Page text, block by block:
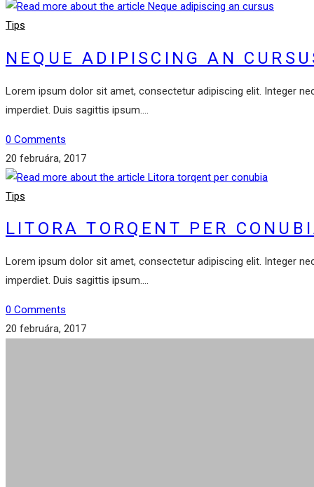
Tips
NEQUE ADIPISCING AN
Lorem ipsum dolor sit amet, consectetur adipiscing elit. Integer
imperdiet. Duis sagittis ipsum.…
0 Comments
20 februára, 2017
Tips
LITORA TORQENT PER
Lorem ipsum dolor sit amet, consectetur adipiscing elit. Integer
imperdiet. Duis sagittis ipsum.…
0 Comments
20 februára, 2017